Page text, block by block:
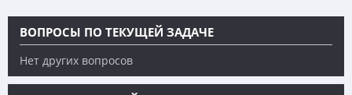
ВОПРОСЫ ПО ТЕКУЩЕЙ ЗАДАЧЕ
Нет других вопросов